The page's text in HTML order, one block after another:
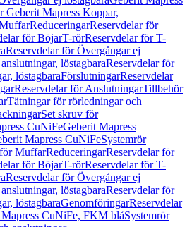
Geberit Mapress Koppar,
ReduceringarReservdelar för
för BöjarT-rörReservdelar för T-
Reservdelar för Övergångar ej
löstagbaraReservdelar för
löstagbaraFörslutningarReservdelar
Reservdelar för AnslutningarTillbehör
Tätningar för rörledningar och
Set skruv för
CuNiFeGeberit Mapress
Mapress CuNiFeSystemrör
MuffarReduceringarReservdelar för
för BöjarT-rörReservdelar för T-
Reservdelar för Övergångar ej
löstagbaraReservdelar för
löstagbaraGenomföringarReservdelar
CuNiFe, FKM blåSystemrör